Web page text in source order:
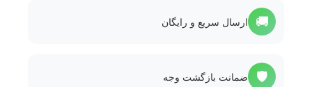
🚚 ارسال سریع و رایگان
🛡️ ضمانت بازگشت وجه